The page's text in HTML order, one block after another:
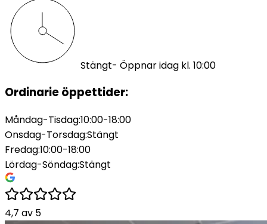
Stängt- Öppnar idag kl. 10:00
Ordinarie öppettider:
Måndag-Tisdag:10:00-18:00
Onsdag-Torsdag:Stängt
Fredag:10:00-18:00
Lördag-Söndag:Stängt
4,7 av 5